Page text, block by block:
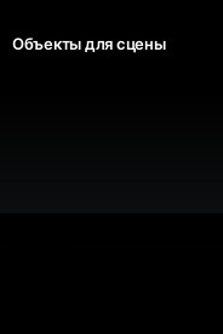
Объекты для сцены